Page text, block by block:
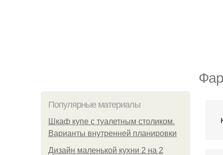
Популярные материалы
Шкаф купе с туалетным столиком.
Варианты внутренней планировки
Дизайн маленькой кухни 2 на 2